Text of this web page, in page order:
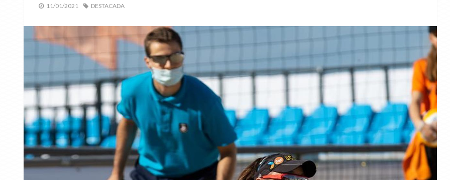
11/01/2021 DESTACADA
SSAA VÓLEY PLAYA
Definidas las selecciones
autonómicas sub’19 y sub’21
de vóley playa para los
Campeonatos de España
08/07/2026
NOTICIAS
Definidas las selecciones
sub’15 y sub’17 para los
CESA de vóley playa de Lorca
29/07/2026 259